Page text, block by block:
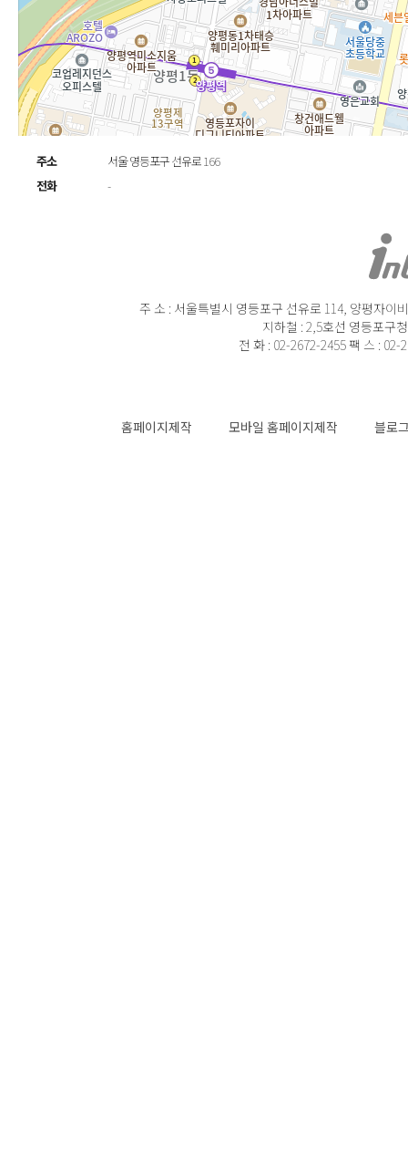
주소
서울 영등포구 선유로 166
전화
-
주 소 : 서울특별시 영등포구 선유로 114, 양평자이
지하철 : 2,5호선 영등포구
전 화 : 02-2672-2455 팩 스 :
홈페이지제작 모바일 홈페이지제작 블로